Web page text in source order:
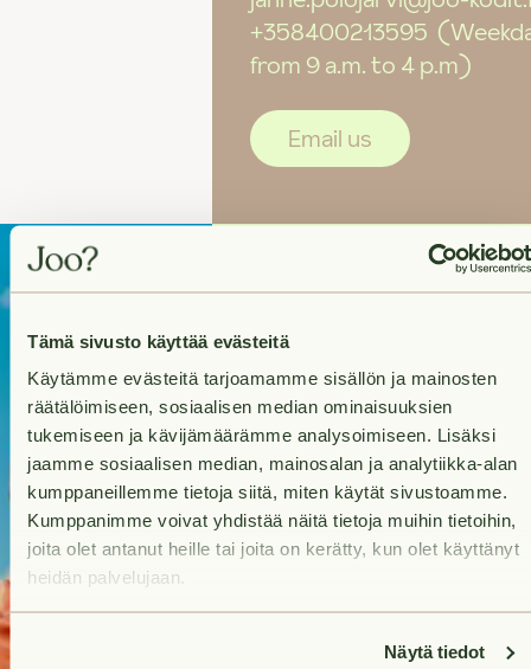
Tämä sivusto käyttää evästeitä
Käytämme evästeitä tarjoamamme sisällön ja mainosten
räätälöimiseen, sosiaalisen median ominaisuuksien
tukemiseen ja kävijämäärämme analysoimiseen. Lisäksi
jaamme sosiaalisen median, mainosalan ja analytiikka-alan
kumppaneillemme tietoja siitä, miten käytät sivustoamme.
Kumppanimme voivat yhdistää näitä tietoja muihin tietoihin,
joita olet antanut heille tai joita on kerätty, kun olet käyttänyt
heidän palvelujaan.
Näytä tiedot
+358400213595
from 9 a.m. to 4 p.m)
Email us
On the lookout
for a new
home?
Your future home is
only a quick search
away.
Search
apartments